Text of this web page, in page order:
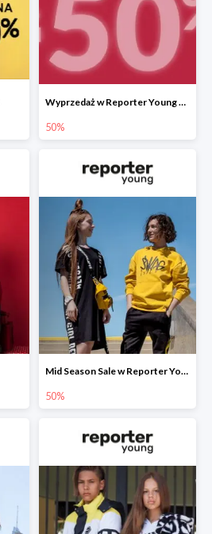
Wyprzedaż w Reporter Young do -50%
50%
Mid Season Sale w Reporter Young do -50%
50%